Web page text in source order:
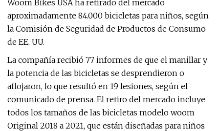
Woom Bikes USA ha retirado del mercado
aproximadamente 84.000 bicicletas para niños, según
la Comisión de Seguridad de Productos de Consumo
de EE. UU.
La compañía recibió 77 informes de que el manillar y
la potencia de las bicicletas se desprendieron o
aflojaron, lo que resultó en 19 lesiones, según el
comunicado de prensa. El retiro del mercado incluye
todos los tamaños de las bicicletas modelo woom
Original 2018 a 2021, que están diseñadas para niños